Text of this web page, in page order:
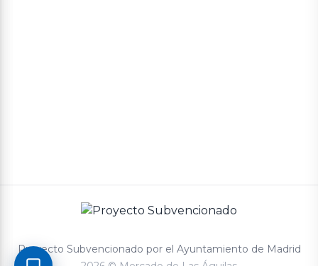
Proyecto Subvencionado por el Ayuntamiento de Madrid